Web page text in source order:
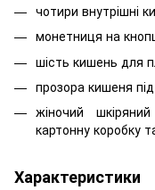
чотири внутрішні
монетниця на
шість кишень для
прозора кишеня
жіночий
картонну коробку
Характеристики